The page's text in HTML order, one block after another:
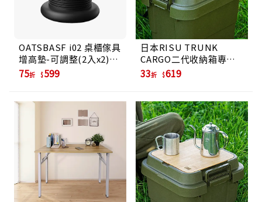
OATSBASF i02 桌櫃傢具
增高墊-可調整(2入x2)/
黑色
75折 599
日本RISU TRUNK
CARGO二代收納箱專用
桌板-深型22L專用
33折 619